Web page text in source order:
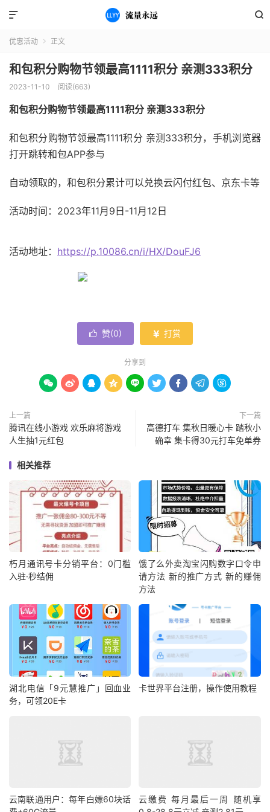


优惠活动  正文
和包积分购物节领最高1111积分 亲测333积分
2023-11-10 阅读(663)
和包积分购物节领最高1111积分 亲测333积分
和包积分购物节领最高1111积分 亲测333积分，手机浏览器
打开跳转和包APP参与
自动领取的，和包积分累计可以兑换云闪付红包、京东卡等
活动时间：2023年11月9日-11月12日
活动地址： https://p.10086.cn/i/HX/DouFJ6
 赞(0)  打赏
分享到
        
上一篇
腾讯在线小游戏 欢乐麻将游戏
人生抽1元红包
下一篇
高德打车 集秋日暖心卡 踏秋小
确幸 集卡得30元打车免单券
相关推荐
朽月通讯号卡分销平台：0门槛
入驻·秒结佣
饿了么外卖淘宝闪购数字口令申
请方法 新的推广方式 新的赚佣
方法
湖北电信「9元慧推广」回血业
务，可领20E卡
卡世界平台注册，操作使用教程
云南联通用户：每年白嫖60块话
云缴费 每月最后一周 随机享